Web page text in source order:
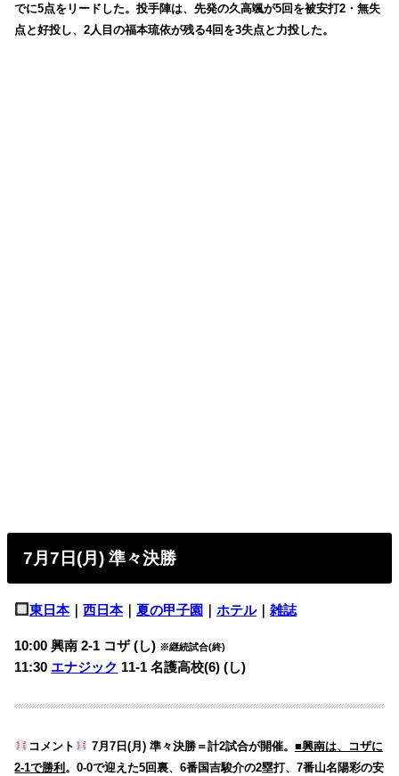
でに5点をリードした。投手陣は、先発の久高颯が5回を被安打2・無失
点と好投し、2人目の福本琉依が残る4回を3失点と力投した。
7月7日(月) 準々決勝
東日本｜西日本｜夏の甲子園 ｜ホテル｜雑誌
10:00 興南 2-1 コザ (し) ※継続試合(終)
11:30 エナジック 11-1名護高校(6) (し)
コメント 7月7日(月) 準々決勝＝計2試合が開催。 ■興南は、コザに
2-1で勝利 。0-0で迎えた5回裏、6番国吉駿介の2塁打、7番山名陽彩の安